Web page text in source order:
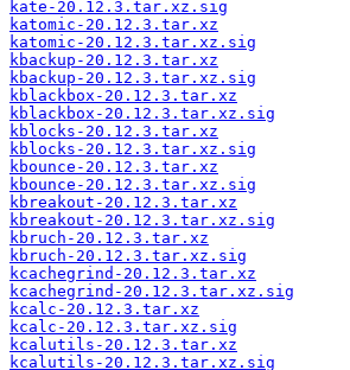
kate-20.12.3.tar.xz.sig
katomic-20.12.3.tar.xz
katomic-20.12.3.tar.xz.sig
kbackup-20.12.3.tar.xz
kbackup-20.12.3.tar.xz.sig
kblackbox-20.12.3.tar.xz
kblackbox-20.12.3.tar.xz.sig
kblocks-20.12.3.tar.xz
kblocks-20.12.3.tar.xz.sig
kbounce-20.12.3.tar.xz
kbounce-20.12.3.tar.xz.sig
kbreakout-20.12.3.tar.xz
kbreakout-20.12.3.tar.xz.sig
kbruch-20.12.3.tar.xz
kbruch-20.12.3.tar.xz.sig
kcachegrind-20.12.3.tar.xz
kcachegrind-20.12.3.tar.xz.sig
kcalc-20.12.3.tar.xz
kcalc-20.12.3.tar.xz.sig
kcalutils-20.12.3.tar.xz
kcalutils-20.12.3.tar.xz.sig